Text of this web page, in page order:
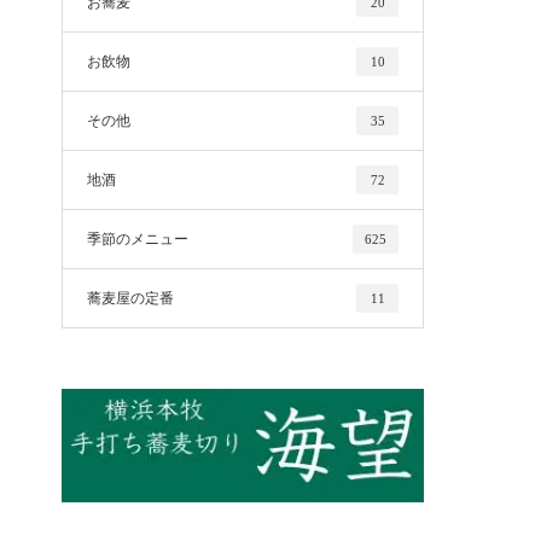
お飲物 10
その他 35
地酒 72
季節のメニュー 625
蕎麦屋の定番 11